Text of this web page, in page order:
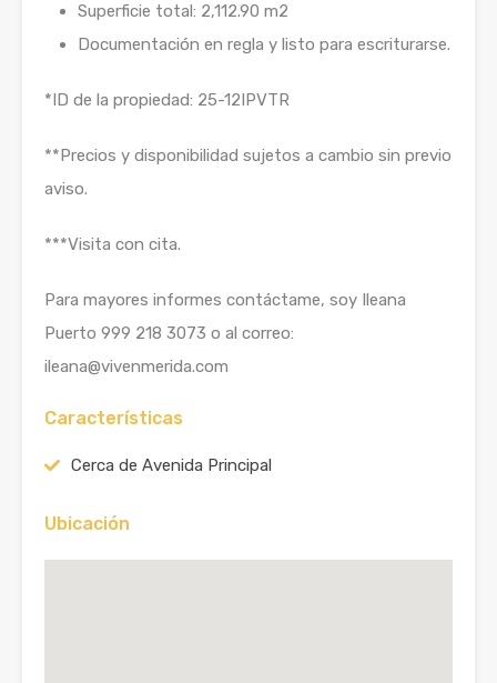
Superficie total: 2,112.90 m2
Documentación en regla y listo para escriturarse.
*ID de la propiedad: 25-12IPVTR
**Precios y disponibilidad sujetos a cambio sin previo
aviso.
***Visita con cita.
Para mayores informes contáctame, soy Ileana
Puerto 999 218 3073 o al correo:
ileana@vivenmerida.com
Características
Cerca de Avenida Principal
Ubicación